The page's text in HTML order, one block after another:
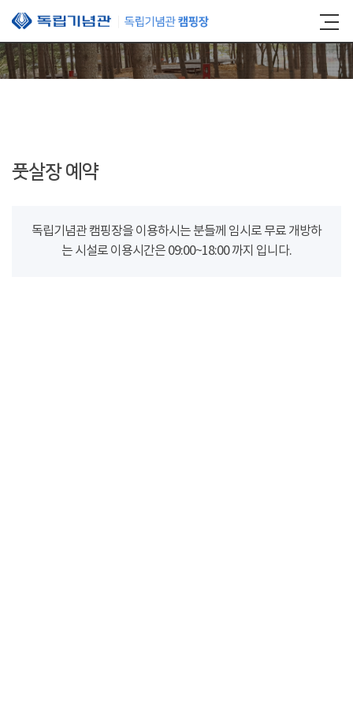
본문 바로가기
풋살장 예약
독립기념관 캠핑장을 이용하시는 분들께 임시로 무료 개방하
는 시설로 이용시간은 09:00~18:00 까지 입니다.